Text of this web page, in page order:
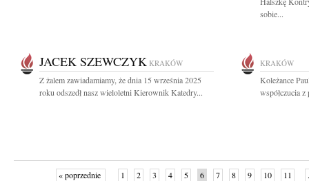
sobie...
JACEK SZEWCZYK KRAKÓW
Z żalem zawiadamiamy, że dnia 15 września 2025
roku odszedł nasz wieloletni Kierownik Katedry...
KRAKÓW
Koleżance
współczucia
« poprzednie 1 2 3 4 5 6 7 8 9 10 11